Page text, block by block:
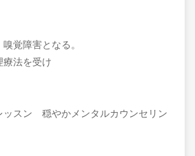
覚障害となる。
療法を受け
ッスン 穏やかメンタルカウンセリン